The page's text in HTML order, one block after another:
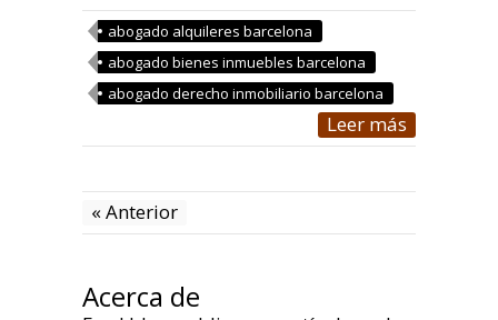
abogado alquileres barcelona
abogado bienes inmuebles barcelona
abogado derecho inmobiliario barcelona
Leer más
« Anterior
Acerca de